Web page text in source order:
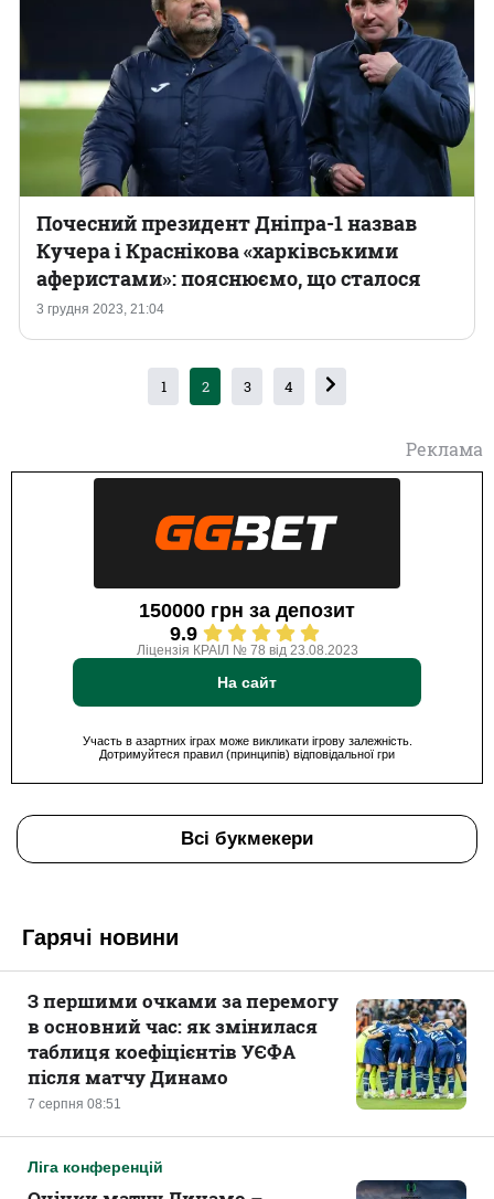
3 грудня 2023, 21:04
Почесний президент Дніпра-1 назвав
Кучера і Краснікова «харківськими
аферистами»: пояснюємо, що сталося
1 2 3 4
Реклама
150000 грн за депозит
9.9
Ліцензія КРАІЛ № 78 від 23.08.2023
На сайт
Участь в азартних іграх може викликати ігрову залежність.
Дотримуйтеся правил (принципів) відповідальної гри
Всі букмекери
Гарячі новини
7 серпня 08:51
З першими очками за перемогу
в основний час: як змінилася
таблиця коефіцієнтів УЄФА
після матчу Динамо
Ліга конференцій